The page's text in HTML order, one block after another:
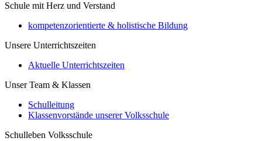
Schule mit Herz und Verstand
kompetenzorientierte & holistische Bildung
Unsere Unterrichtszeiten
Aktuelle Unterrichtszeiten
Unser Team & Klassen
Schulleitung
Klassenvorstände unserer Volksschule
Schulleben Volksschule